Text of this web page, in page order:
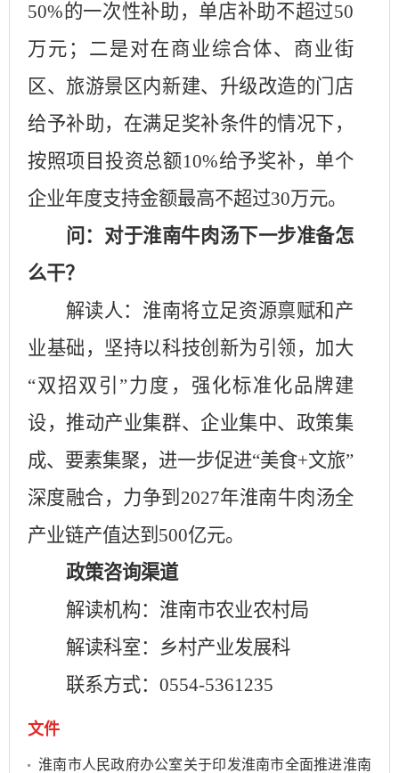
50%的一次性补助，单店补助不超过50
万元；二是对在商业综合体、商业街
区、旅游景区内新建、升级改造的门店
给予补助，在满足奖补条件的情况下，
按照项目投资总额10%给予奖补，单个
企业年度支持金额最高不超过30万元。
问：对于淮南牛肉汤下一步准备怎
么干？
解读人：淮南将立足资源禀赋和产
业基础，坚持以科技创新为引领，加大
“双招双引”力度，强化标准化品牌建
设，推动产业集群、企业集中、政策集
成、要素集聚，进一步促进“美食+文旅”
深度融合，力争到 2027年淮南牛肉汤全
产业链产值达到 500亿元。
政策咨询渠道
解读机构：淮南市农业农村局
解读科室：乡村产业发展科
联系方式： 0554-5361235
文件
淮南市人民政府办公室关于印发淮南市全面推进淮南